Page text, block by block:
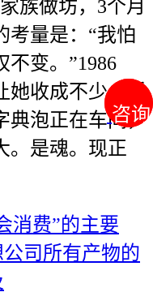
咨询
咨询
族做坊，3个月
考量是：“我怕
不变。”1986
她收成不少：采
典泡正在车间，
。是魂。现正
消费”的主要
司所有产物的